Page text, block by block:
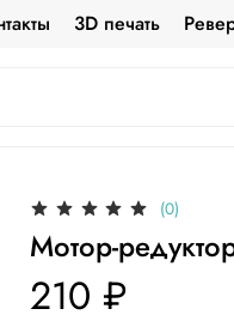
3D печать
(0)
Мотор-
210 ₽